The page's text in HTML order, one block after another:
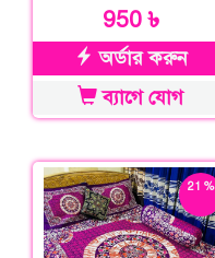
950 ৳
অর্ডার করুন
ব্যাগে যোগ
21 %